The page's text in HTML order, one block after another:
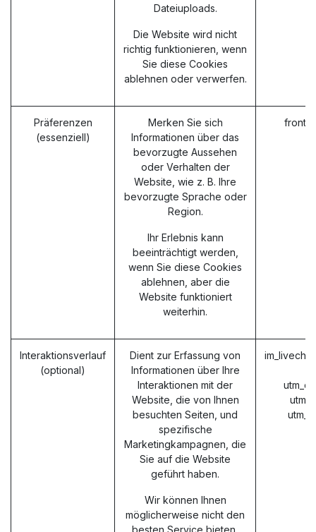
Dateiuploads.
Die Website wird nicht
richtig funktionieren, wenn
Sie diese Cookies
ablehnen oder verwerfen.
Präferenzen
(essenziell)
Merken Sie sich
Informationen über das
bevorzugte Aussehen
oder Verhalten der
Website, wie z. B. Ihre
bevorzugte Sprache oder
Region.
Ihr Erlebnis kann
beeinträchtigt werden,
wenn Sie diese Cookies
ablehnen, aber die
Website funktioniert
weiterhin.
Interaktionsverlauf
(optional)
Dient zur Erfassung von
Informationen über Ihre
Interaktionen mit der
Website, die von Ihnen
besuchten Seiten, und
spezifische
Marketingkampagnen, die
Sie auf die Website
geführt haben.
Wir können Ihnen
möglicherweise nicht den
besten Service bieten,